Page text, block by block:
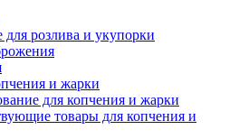
розлива и укупорки
и жарки
для копчения и жарки
товары для копчения и